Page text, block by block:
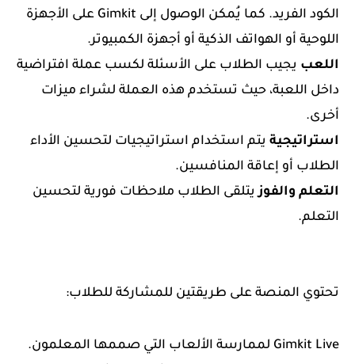
الكود الفريد. كما يُمكن الوصول إلى Gimkit على الأجهزة
اللوحية أو الهواتف الذكية أو أجهزة الكمبيوتر.
اللعب يجيب الطلاب على الأسئلة لكسب عملة افتراضية
داخل اللعبة، حيث تستخدم هذه العملة لشراء ميزات
أخرى.
استراتيجية يتم استخدام استراتيجيات لتحسين الأداء
الطلاب أو إعاقة المنافسين.
التعلم والفوزيتلقى الطلاب ملاحظات فورية لتحسين
التعلم.
تحتوي المنصة على طريقتين للمشاركة للطلاب:
Gimkit Live لممارسة الألعاب التي صممها المعلمون.